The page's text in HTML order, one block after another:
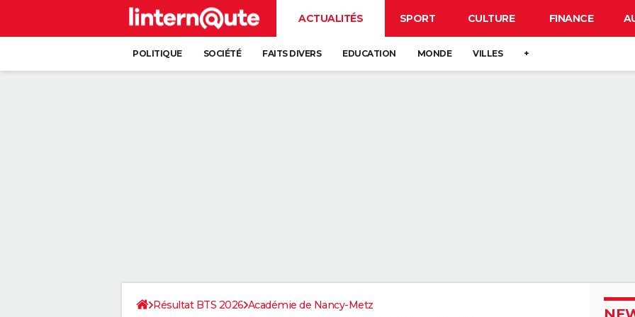
ACTUALITÉS SPORT CULTURE FINANCE
POLITIQUE SOCIÉTÉ FAITS DIVERS EDUCATION MONDE VILLES +
Résultat BTS 2026 Académie de Nancy-Metz